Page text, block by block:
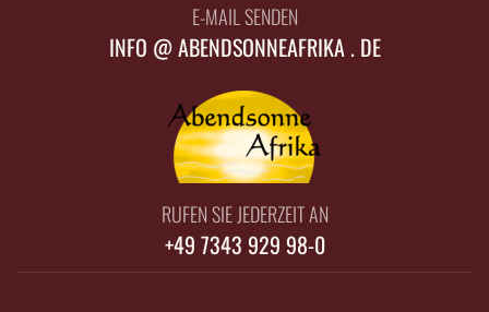
E-MAIL SENDEN
INFO @ ABENDSONNEAFRIKA . DE
RUFEN SIE JEDERZEIT AN
+49 7343 929 98-0